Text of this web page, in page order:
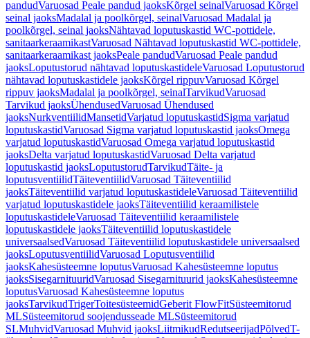
pandudVaruosad Peale pandud jaoksKõrgel seinalVaruosad Kõrgel
seinal jaoksMadalal ja poolkõrgel, seinalVaruosad Madalal ja
poolkõrgel, seinal jaoksNähtavad loputuskastid WC-pottidele,
sanitaarkeraamikastVaruosad Nähtavad loputuskastid WC-pottidele,
sanitaarkeraamikast jaoksPeale pandudVaruosad Peale pandud
jaoksLoputustorud nähtavad loputuskastideleVaruosad Loputustorud
nähtavad loputuskastidele jaoksKõrgel rippuvVaruosad Kõrgel
rippuv jaoksMadalal ja poolkõrgel, seinalTarvikudVaruosad
Tarvikud jaoksÜhendusedVaruosad Ühendused
jaoksNurkventiilidMansetidVarjatud loputuskastidSigma varjatud
loputuskastidVaruosad Sigma varjatud loputuskastid jaoksOmega
varjatud loputuskastidVaruosad Omega varjatud loputuskastid
jaoksDelta varjatud loputuskastidVaruosad Delta varjatud
loputuskastid jaoksLoputustorudTarvikudTäite- ja
loputusventiilidTäiteventiilidVaruosad Täiteventiilid
jaoksTäiteventiilid varjatud loputuskastideleVaruosad Täiteventiilid
varjatud loputuskastidele jaoksTäiteventiilid keraamilistele
loputuskastideleVaruosad Täiteventiilid keraamilistele
loputuskastidele jaoksTäiteventiilid loputuskastidele
universaalsedVaruosad Täiteventiilid loputuskastidele universaalsed
jaoksLoputusventiilidVaruosad Loputusventiilid
jaoksKahesüsteemne loputusVaruosad Kahesüsteemne loputus
jaoksSisegarnituuridVaruosad Sisegarnituurid jaoksKahesüsteemne
loputusVaruosad Kahesüsteemne loputus
jaoksTarvikudTrigerToitesüsteemidGeberit FlowFitSüsteemitorud
MLSüsteemitorud soojendusseade MLSüsteemitorud
SLMuhvidVaruosad Muhvid jaoksLiitmikudRedutseerijadPõlvedT-